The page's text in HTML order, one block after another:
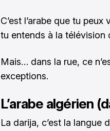
C’est l’arabe que tu
tu entends à la télévision
Mais… dans la rue, ce
exceptions.
L’arabe algérien
La darija, c’est la langue